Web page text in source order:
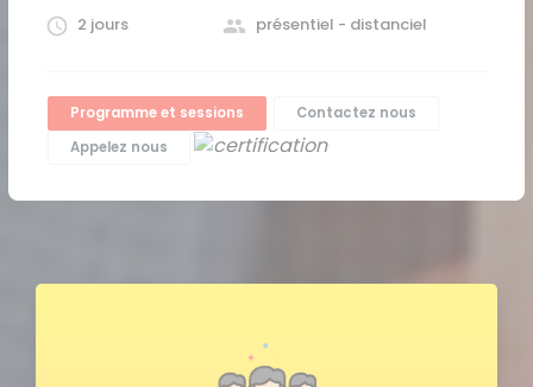
2 jours
présentiel - distanciel
Programme et sessions
Contactez nous
Appelez nous